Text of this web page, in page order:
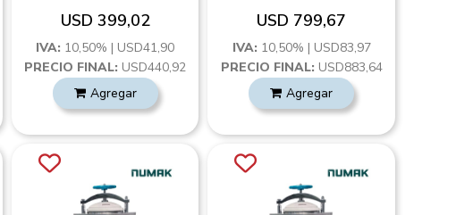
USD 399,02
IVA: 10,50% | USD41,90
PRECIO FINAL: USD440,92
Agregar
USD 799,67
IVA: 10,50% | USD83,97
PRECIO FINAL: USD883,64
Agregar